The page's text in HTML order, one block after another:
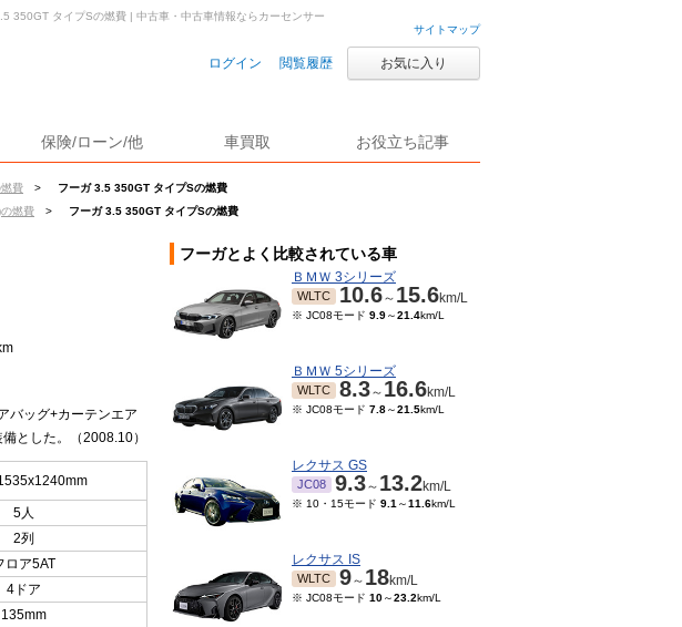
サイトマップ
ログイン 閲覧履歴 お気に入り
保険/ローン/他 車買取 お役立ち記事
費 >
フーガ 3.5 350GT タイプSの燃費
燃費 > フーガ 3.5 350GT タイプSの燃費
350GT タイプSの燃費 | 中古車・中古車情報ならカーセンサー
バッグ+カーテンエア
とした。（2008.10）
5人
2列
ロア5AT
4ドア
135mm
フーガとよく比較されている車
ＢＭＷ 3シリーズ
WLTC 10.6～ 15.6km/L
※ JC08モード 9.9～21.4km/L
ＢＭＷ 5シリーズ
WLTC 8.3～ 16.6km/L
※ JC08モード 7.8～21.5km/L
レクサス GS
JC08 9.3～ 13.2km/L
※ 10・15モード 9.1 ～11.6km/L
レクサス IS
WLTC 9～ 18km/L
※ JC08モード 10～23.2km/L